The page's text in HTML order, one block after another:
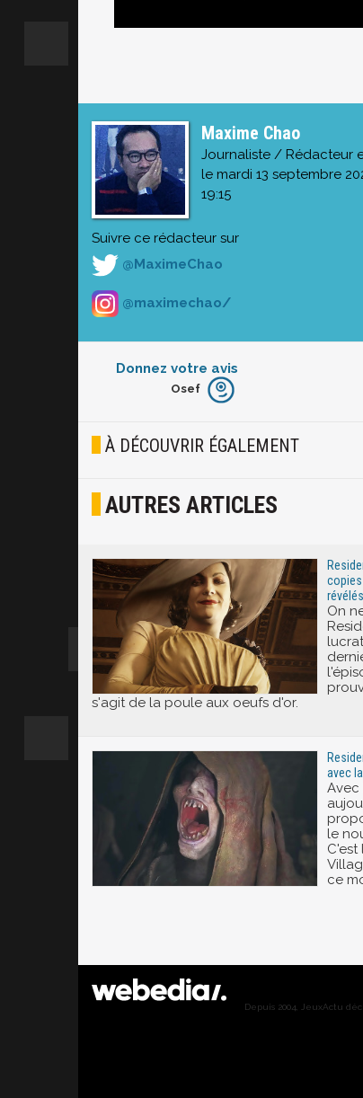
Maxime Chao
Journaliste / Rédacteur
le mardi 13 septembre
19:15
Suivre ce rédacteur sur
@MaximeChao
@maximechao/
Donnez votre avis
Furieux
Joyeux
Osef
À DÉCOUVRIR ÉGALEMENT
AUTRES ARTICLES
révélés
On
s'agit de la poule aux oeufs d'or.
avec
Avec
le
C'est
ce
Depuis 2004, JeuxActu